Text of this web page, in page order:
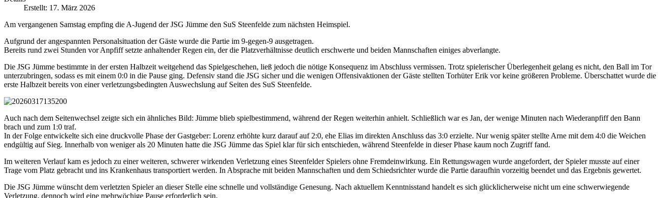
Erstellt: 17. März 2026
Am vergangenen Samstag empfing die A-Jugend der JSG Jümme den SuS Steenfelde zum nächsten Heimspiel.
Aufgrund der angespannten Personalsituation der Gäste wurde die Partie im 9-gegen-9 ausgetragen.
Bereits rund zwei Stunden vor Anpfiff setzte anhaltender Regen ein, der die Platzverhältnisse deutlich erschwerte und beiden Mannschaften einiges abverlangte.
Die JSG Jümme bestimmte in der ersten Halbzeit weitgehend das Spielgeschehen, ließ jedoch die nötige Konsequenz im Abschluss vermissen. Trotz spielerischer Überlegenheit gelang es nicht, den Ball im Tor
unterzubringen, sodass es mit einem 0:0 in die Pause ging. Defensiv stand die JSG sicher und die wenigen Offensivaktionen der Gäste stellten Torhüter Erik vor keine größeren Probleme. Überschattet wurde die
erste Halbzeit bereits von einer verletzungsbedingten Auswechslung auf Seiten des SuS Steenfelde.
Auch nach dem Seitenwechsel zeigte sich ein ähnliches Bild: Jümme blieb spielbestimmend, während der Regen weiterhin anhielt. Schließlich war es Jan, der wenige Minuten nach Wiederanpfiff den Bann
brach und zum 1:0 traf.
In der Folge entwickelte sich eine druckvolle Phase der Gastgeber: Lorenz erhöhte kurz darauf auf 2:0, ehe Elias im direkten Anschluss das 3:0 erzielte. Nur wenig später stellte Arne mit dem 4:0 die Weichen
endgültig auf Sieg. Innerhalb von weniger als 20 Minuten hatte die JSG Jümme das Spiel klar für sich entschieden, während Steenfelde in dieser Phase kaum noch Zugriff fand.
Im weiteren Verlauf kam es jedoch zu einer weiteren, schwerer wirkenden Verletzung eines Steenfelder Spielers ohne Fremdeinwirkung. Ein Rettungswagen wurde angefordert, der Spieler musste auf einer
Trage vom Platz gebracht und ins Krankenhaus transportiert werden. In Absprache mit beiden Mannschaften und dem Schiedsrichter wurde die Partie daraufhin vorzeitig beendet und das Ergebnis gewertet.
Die JSG Jümme wünscht dem verletzten Spieler an dieser Stelle eine schnelle und vollständige Genesung. Nach aktuellem Kenntnisstand handelt es sich glücklicherweise nicht um eine schwerwiegende
Verletzung, dennoch wird eine mehrwöchige Pause erforderlich sein.